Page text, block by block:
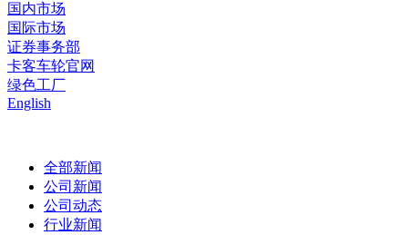
国内市场
国际市场
证券事务部
卡客车轮官网
绿色工厂
English
全部新闻
公司新闻
公司动态
行业新闻